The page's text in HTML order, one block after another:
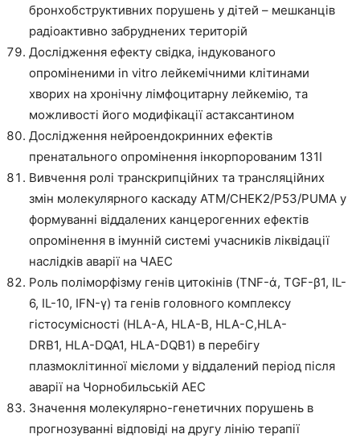
бронхобструктивних порушень у дітей – мешканців
радіоактивно забруднених територій
Дослідження ефекту свідка, індукованого
опроміненими in vitro лейкемічними клітинами
хворих на хронічну лімфоцитарну лейкемію, та
можливості його модифікації астаксантином
Дослідження нейроендокринних ефектів
пренатального опромінення інкорпорованим 131І
Вивчення ролі транскрипційних та трансляційних
змін молекулярного каскаду ATM/CHEK2/P53/PUMA у
формуванні віддалених канцерогенних ефектів
опромінення в імунній системі учасників ліквідації
наслідків аварії на ЧАЕС
Роль поліморфізму генів цитокінів (TNF-ά, TGF-β1, IL-
6, IL-10, IFN-γ) та генів головного комплексу
гістосумісності (HLA-A, HLA-B, HLA-C,HLA-
DRB1, HLA-DQA1, HLA-DQB1) в перебігу
плазмоклітинної мієломи у віддалений період після
аварії на Чорнобильській АЕС
Значення молекулярно-генетичних порушень в
прогнозуванні відповіді на другу лінію терапії